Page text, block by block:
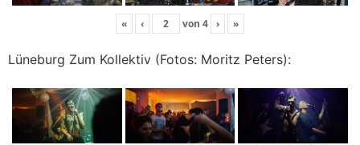
« ‹ von 4 › »
Lüneburg Zum Kollektiv (Fotos: Moritz Peters):